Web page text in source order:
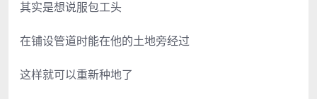
其实是想说服包工头
在铺设管道时能在他的土地旁经过
这样就可以重新种地了